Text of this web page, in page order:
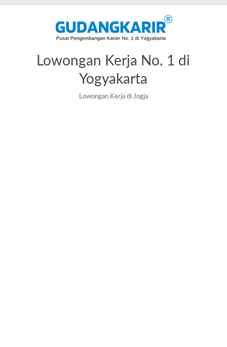
Lowongan Kerja No. 1 di
Yogyakarta
Lowongan Kerja di Jogja